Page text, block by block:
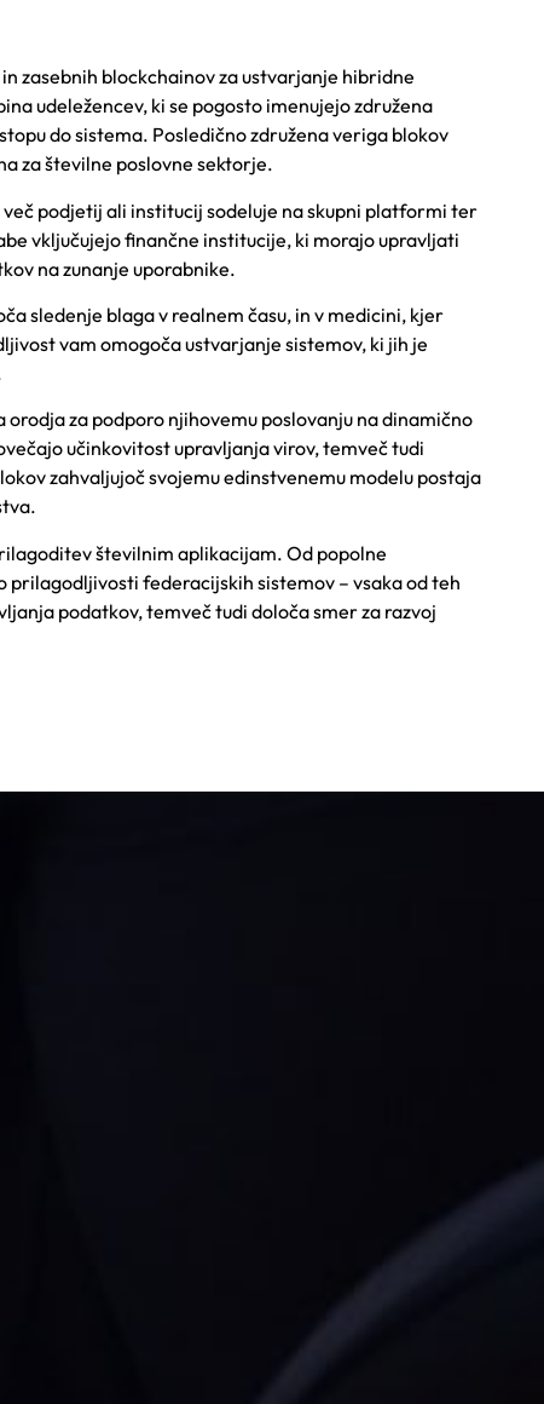
zasebnih blockchainov za ustvarjanje hibridne
udeležencev, ki se pogosto imenujejo združena
do sistema. Posledično združena veriga blokov
za številne poslovne sektorje.
podjetij ali institucij sodeluje na skupni platformi ter
vključujejo finančne institucije, ki morajo upravljati
na zunanje uporabnike.
sledenje blaga v realnem času, in v medicini, kjer
vam omogoča ustvarjanje sistemov, ki jih je
za podporo njihovemu poslovanju na dinamično
učinkovitost upravljanja virov, temveč tudi
zahvaljujoč svojemu edinstvenemu modelu postaja
številnim aplikacijam. Od popolne
prilagodljivosti federacijskih sistemov – vsaka od teh
podatkov, temveč tudi določa smer za razvoj